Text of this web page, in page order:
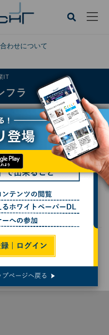
わせについて
IT
フラ
ークフローをセキュアに実現する技術
ン製造におけるワー
現する技術を開発